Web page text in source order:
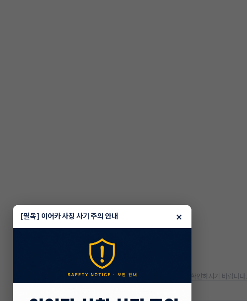
* 정확한 정보는 판매자와 반드시 확인하시기 바랍니다.
저공해차량 정보
[필독] 이어카 사칭 사기 주의 안내 ×